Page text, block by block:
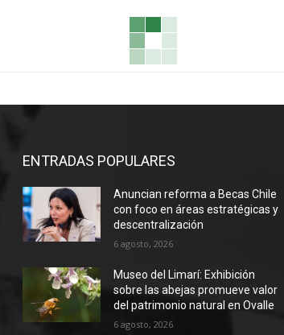
ENTRADAS POPULARES
Anuncian reforma a Becas Chile
con foco en áreas estratégicas y
descentralización
6 agosto, 2026
Museo del Limarí: Exhibición
sobre las abejas promueve valor
del patrimonio natural en Ovalle
6 agosto, 2026